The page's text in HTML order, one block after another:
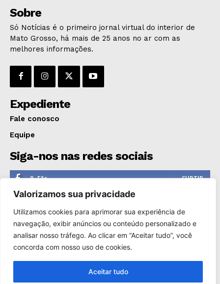
Valorizamos sua privacidade
Utilizamos cookies para aprimorar sua experiência de
navegação, exibir anúncios ou conteúdo personalizado e
analisar nosso tráfego. Ao clicar em “Aceitar tudo”, você
concorda com nosso uso de cookies.
Aceitar tudo
Sobre
Só Notícias é o primeiro jornal virtual do interior de
Mato Grosso, há mais de 25 anos no ar com as
melhores informações.
Expediente
Fale conosco
Equipe
Siga-nos nas redes sociais
0 Fãs CURTIR
0 Seguidores
1,110 Seguidores SEGUIR
0 Inscritos INSCREVER
Copyright © 2000-2025. Reprodução proibida sem a autorização
de Só Notícias.